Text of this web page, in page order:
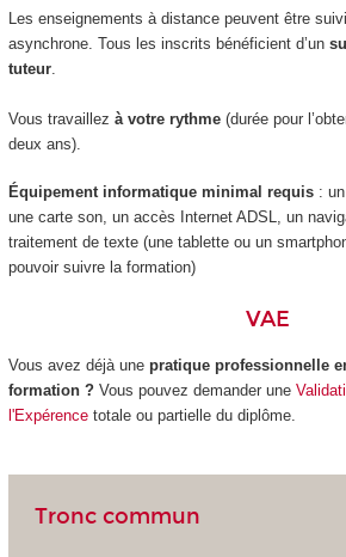
Les enseignements à distance peuvent être
asynchrone. Tous les inscrits bénéficient d’un
tuteur.
Vous travaillez à votre rythme(durée pour
deux ans).
Équipement informatique minimal requis :
une carte son, un accès Internet ADSL, un
traitement de texte (une tablette ou un
pouvoir suivre la formation)
VAE
Vous avez déjà unepratique professionnelle
formation ?Vous pouvez demander une
l'Expérencetotale ou partielle du diplôme.
Tronc commun